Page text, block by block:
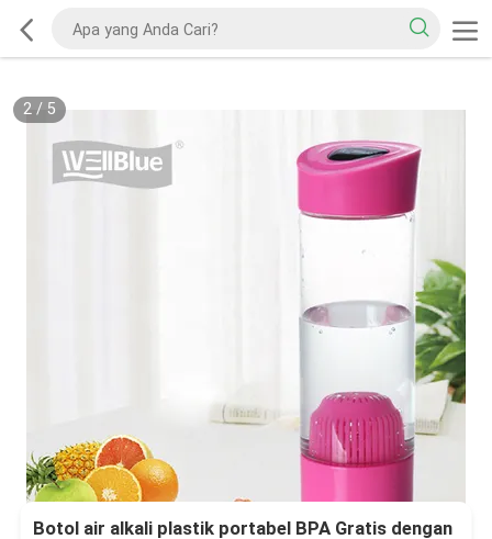
2/ 5
Botol air alkali plastik portabel BPA Gratis dengan